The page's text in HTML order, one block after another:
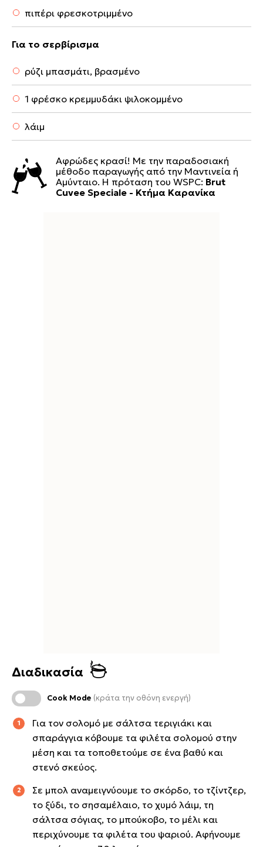
πιπέρι φρεσκοτριμμένο
Για το σερβίρισμα
ρύζι μπασμάτι, βρασμένο
1 φρέσκο κρεμμυδάκι ψιλοκομμένο
λάιμ
Αφρώδες κρασί! Με την παραδοσιακή
μέθοδο παραγωγής από την Μαντινεία ή
Αμύνταιο. Η πρόταση του WSPC: Brut
Cuvee Speciale - Κτήμα Καρανίκα
Διαδικασία
Cook Mode (κράτα την οθόνη ενεργή)
Για τον σολομό με σάλτσα τεριγιάκι και
σπαράγγια κόβουμε τα φιλέτα σολομού στην
μέση και τα τοποθετούμε σε ένα βαθύ και
στενό σκεύος.
Σε μπολ αναμειγνύουμε το σκόρδο, το τζίντζερ,
το ξύδι, το σησαμέλαιο, το χυμό λάιμ, τη
σάλτσα σόγιας, το μπούκοβο, το μέλι και
περιχύνουμε τα φιλέτα του ψαριού. Αφήνουμε